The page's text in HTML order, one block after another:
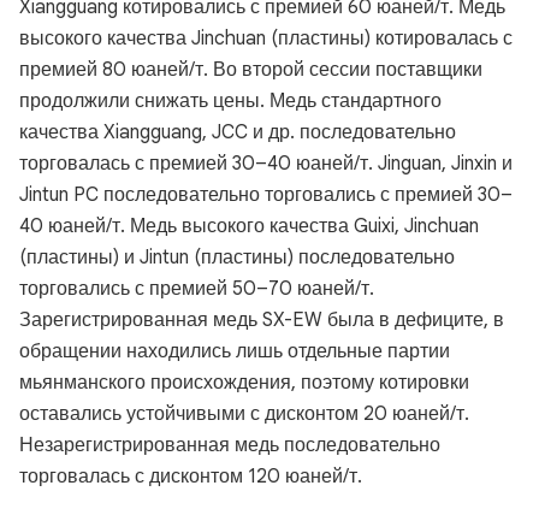
Xiangguang котировались с премией 60 юаней/т. Медь
высокого качества Jinchuan (пластины) котировалась с
премией 80 юаней/т. Во второй сессии поставщики
продолжили снижать цены. Медь стандартного
качества Xiangguang, JCC и др. последовательно
торговалась с премией 30–40 юаней/т. Jinguan, Jinxin и
Jintun PC последовательно торговались с премией 30–
40 юаней/т. Медь высокого качества Guixi, Jinchuan
(пластины) и Jintun (пластины) последовательно
торговались с премией 50–70 юаней/т.
Зарегистрированная медь SX-EW была в дефиците, в
обращении находились лишь отдельные партии
мьянманского происхождения, поэтому котировки
оставались устойчивыми с дисконтом 20 юаней/т.
Незарегистрированная медь последовательно
торговалась с дисконтом 120 юаней/т.